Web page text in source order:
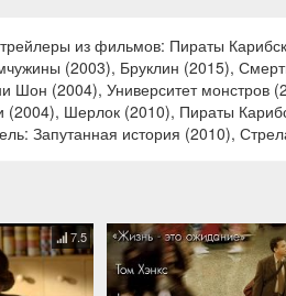
из фильмов: Пираты
(2003), Бруклин (2015),
Шон (2004), Университет монстров
Шерлок (2010), Пираты
Запутанная история (2010),
7.5